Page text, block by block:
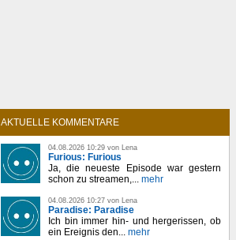
AKTUELLE KOMMENTARE
04.08.2026 10:29 von Lena
Furious: Furious
Ja, die neueste Episode war gestern
schon zu streamen,... mehr
04.08.2026 10:27 von Lena
Paradise: Paradise
Ich bin immer hin- und hergerissen, ob
ein Ereignis den... mehr